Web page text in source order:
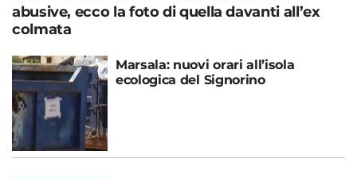
abusive, ecco la foto di quella davanti all’ex
colmata
Marsala: nuovi orari all’isola
ecologica del Signorino